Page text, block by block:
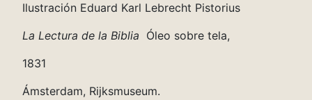
Ilustración Eduard Karl Lebrecht Pistorius
La Lectura de la Biblia Óleo sobre tela,
1831
Ámsterdam, Rijksmuseum.